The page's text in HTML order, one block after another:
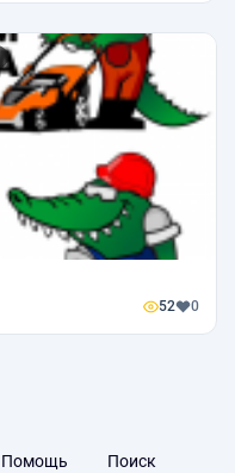
52 0
Помощь Поиск